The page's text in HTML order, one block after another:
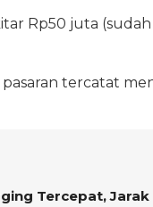
Rp50 juta
tercatat
Tercepat, Jarak